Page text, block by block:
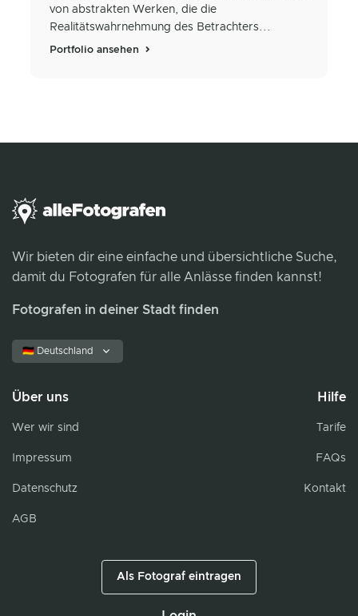
von abstrakten Werken, die die
Realitätswahrnehmung des Betrachters...
Portfolio ansehen
Wir bieten dir eine einfache und übersichtliche Suche,
damit du Fotografen für alle Anlässe finden kannst!
Fotografen in deiner Stadt finden
🇩🇪 Deutschland
Über uns
Wer wir sind
Impressum
Datenschutz
AGB
Hilfe
Tarife
FAQs
Kontakt
Als Fotograf eintragen